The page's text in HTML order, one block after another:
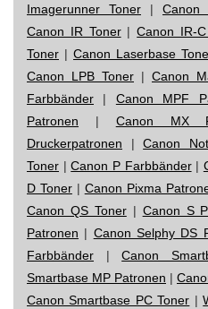
Imagerunner Toner | Canon
Canon IR Toner|Canon IR-
Toner | Canon Laserbase
Canon LPB Toner | Canon
Farbbänder | Canon MPF
Patronen | Canon MX
Druckerpatronen |Canon
Toner |Canon P Farbbänder|
D Toner| Canon Pixma
Canon QS Toner| Canon S
Patronen | Canon Selphy DS
Farbbänder |Canon
Smartbase MP Patronen |
Canon Smartbase PC Toner |